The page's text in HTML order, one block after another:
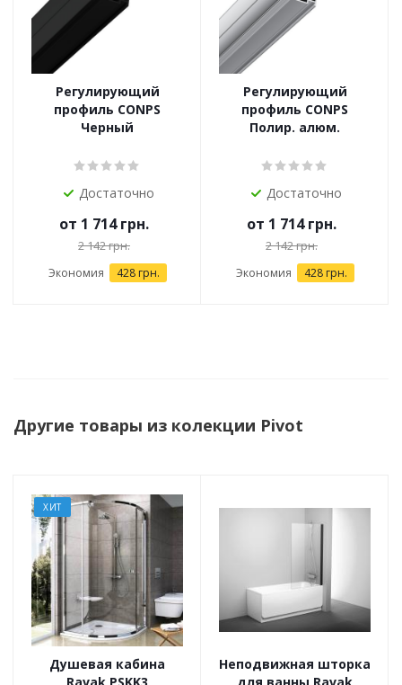
Регулирующий
профиль CONPS
Черный
Достаточно
от 1 714 грн.
2 142 грн.
Экономия 428 грн.
Регулирующий
профиль CONPS
Полир. алюм.
Достаточно
от 1 714 грн.
2 142 грн.
Экономия 428 грн.
Другие товары из колекции Pivot
ХИТ
Душевая кабина
Неподвижная шторка